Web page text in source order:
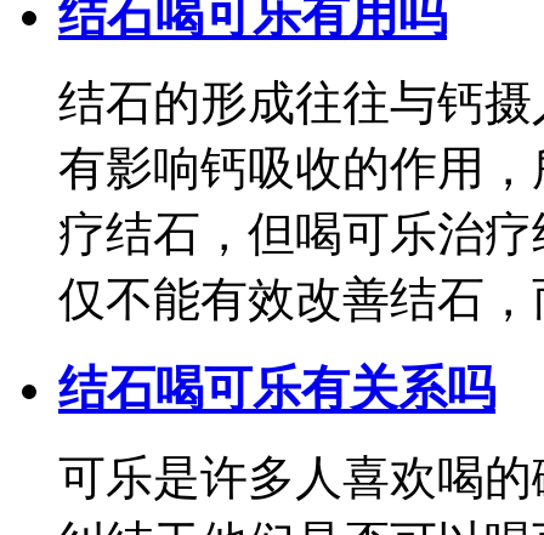
结石喝可乐有用吗
结石的形成往往与钙
有影响钙吸收的作用
疗结石，但喝可乐治
仅不能有效改善结石，
结石喝可乐有关系吗
可乐是许多人喜欢喝